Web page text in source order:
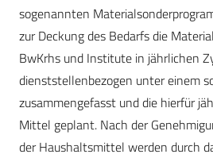
sogenannten
zur Deckung des Bedarfs die
BwKrhs und Institute in jährlichen
dienststellenbezogen unter einem
zusammengefasst und die hierfür
Mittel geplant. Nach der
der Haushaltsmittel werden durch